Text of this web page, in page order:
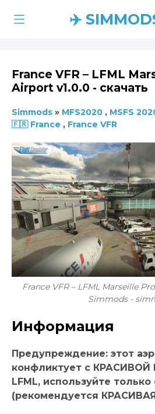
✈️
France VFR – LFML
Airport v1.0.0 - скачать
Simmods » MFS2020 , MSFS
🇫🇷 France , France VFR
France VFR – LFML Marseille
Simmods -
Информация
Предупреждение: этот
конфликтует с
LFML, используйте
(рекомендуется